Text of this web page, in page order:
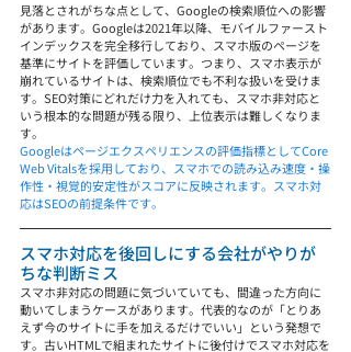
見落とされがちな点として、Googleの検索順位への影響
があります。Googleは2021年以降、モバイルファースト
インデックスを完全移行しており、スマホ版のページを
基準にサイトを評価しています。つまり、スマホ表示が
崩れているサイトは、検索順位でも不利な扱いを受けま
す。SEO対策にどれだけ力を入れても、スマホ非対応と
いう根本的な問題が残る限り、上位表示は難しくなりま
す。
Googleはページエクスペリエンスの評価指標としてCore
Web Vitalsを採用しており、スマホでの読み込み速度・操
作性・視覚的安定性がスコアに反映されます。スマホ対
応はSEOの前提条件です。
スマホ対応を後回しにする会社がやりが
ちな判断ミス
スマホ非対応の問題に気づいていても、間違った方向に
動いてしまうケースがあります。代表的なのが「とりあ
えず今のサイトに手を加えるだけでいい」という発想で
す。古いHTMLで組まれたサイトに後付けでスマホ対応を